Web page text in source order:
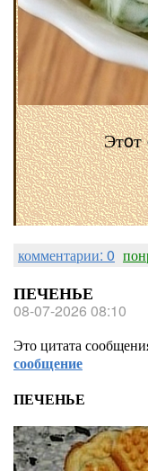
комментарии: 0
ПЕЧЕНЬЕ
08-07-2026 08:10
Это цитата
сообщение
ПЕЧЕНЬЕ